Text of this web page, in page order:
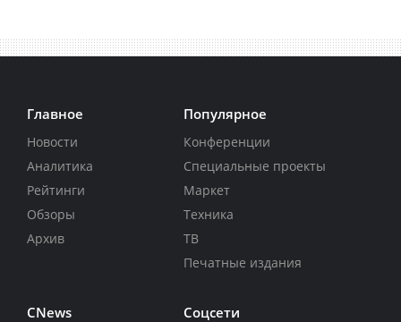
Главное
Новости
Аналитика
Рейтинги
Обзоры
Архив
Популярное
Конференции
Специальные проекты
Маркет
Техника
ТВ
Печатные издания
CNews Соцсети